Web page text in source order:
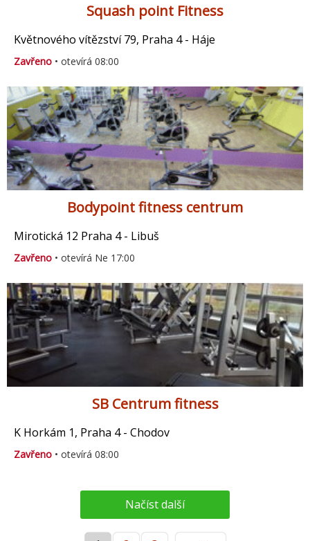
Squash point Fitness
Květnového vítězství 79, Praha 4 - Háje
Zavřeno • otevírá 08:00
Bodypoint fitness centrum
Mirotická 12 Praha 4 - Libuš
Zavřeno • otevírá Ne 17:00
SB Centrum fitness
K Horkám 1, Praha 4 - Chodov
Zavřeno • otevírá 08:00
Načíst další